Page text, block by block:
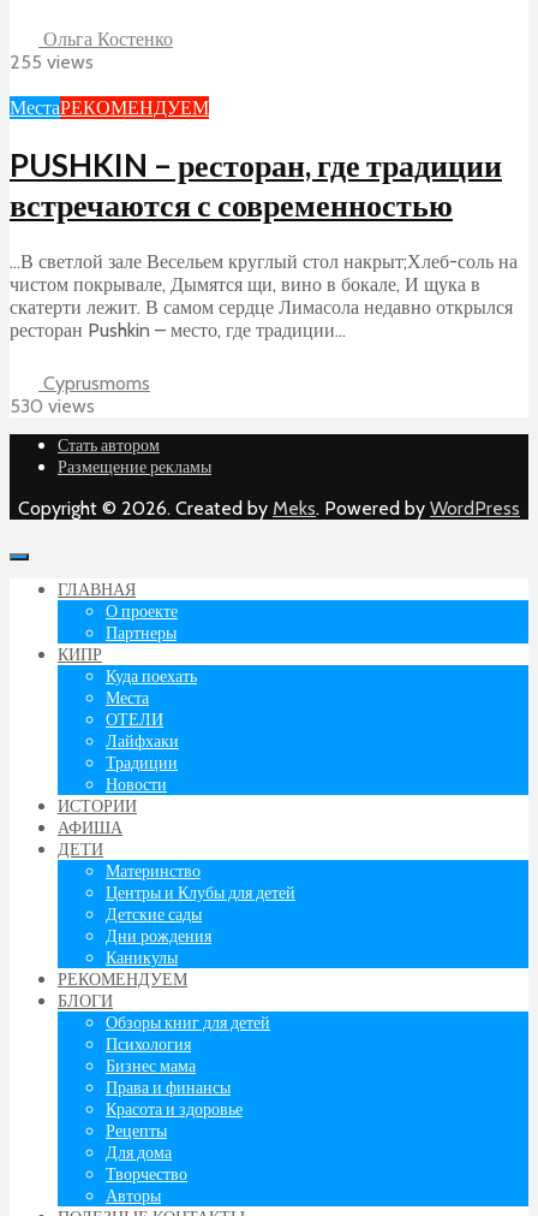
Ольга Костенко
255 views
МестаРЕКОМЕНДУЕМ
PUSHKIN – ресторан, где традиции
встречаются с современностью
…В светлой зале Весельем круглый стол накрыт;Хлеб-соль на
чистом покрывале, Дымятся щи, вино в бокале, И щука в
скатерти лежит. В самом сердце Лимасола недавно открылся
ресторан Pushkin – место, где традиции...
Cyprusmoms
530 views
Стать автором
Размещение рекламы
Copyright © 2026. Created by Meks. Powered by WordPress
ГЛАВНАЯ
О проекте
Партнеры
КИПР
Куда поехать
Места
ОТЕЛИ
Лайфхаки
Традиции
Новости
ИСТОРИИ
АФИША
ДЕТИ
Материнство
Центры и Клубы для детей
Детские сады
Дни рождения
Каникулы
РЕКОМЕНДУЕМ
БЛОГИ
Обзоры книг для детей
Психология
Бизнес мама
Права и финансы
Красота и здоровье
Рецепты
Для дома
Творчество
Авторы